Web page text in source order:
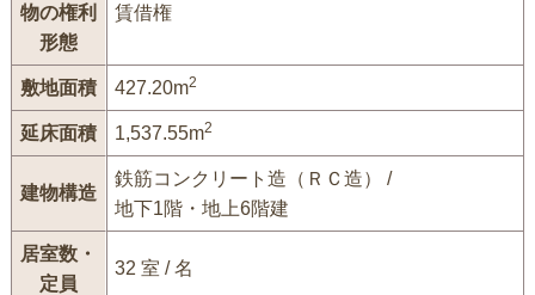
物の権利
形態
賃借権
敷地面積 427.20m2
延床面積 1,537.55m2
建物構造
鉄筋コンクリート造（ＲＣ造） /
地下1階・地上6階建
居室数・
定員
32 室 / 名